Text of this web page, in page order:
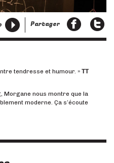
Partager
tendresse et humour. » TT
Morgane nous montre que la
moderne. Ça s’écoute